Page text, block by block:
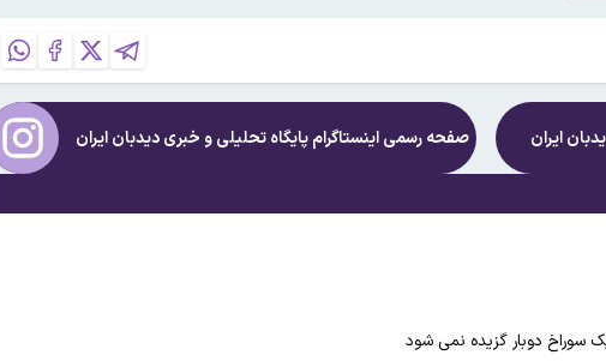
ایران صفحه رسمی اینستاگرام پایگاه تحلیلی و خبریدیدبان ایران
یک سوراخ دوبار گزیده نمی شود